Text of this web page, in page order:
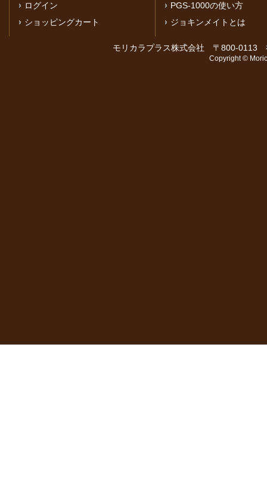
ログイン
ショッピングカート
PGS-1000の使い方
ジョキンメイトとは
モリカラプラス株式会社 〒800-0113
Copyright ©